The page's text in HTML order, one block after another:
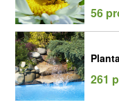
56
261